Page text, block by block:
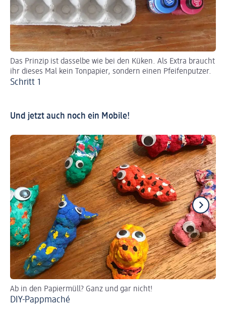
Das Prinzip ist dasselbe wie bei den Küken. Als Extra braucht
ihr dieses Mal kein Tonpapier, sondern einen Pfeifenputzer.
Schritt 1
Und jetzt auch noch ein Mobile!
Ab in den Papiermüll? Ganz und gar nicht!
DIY-Pappmaché